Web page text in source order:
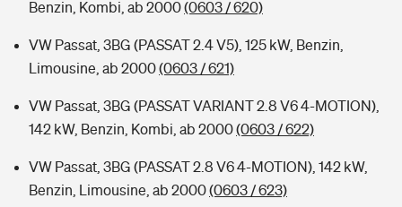
Benzin, Kombi, ab 2000(0603 / 620)
VW Passat, 3BG (PASSAT 2.4 V5), 125 kW, Benzin,
Limousine, ab 2000(0603 / 621)
VW Passat, 3BG (PASSAT VARIANT 2.8 V6 4-MOTION),
142 kW, Benzin, Kombi, ab 2000(0603 / 622)
VW Passat, 3BG (PASSAT 2.8 V6 4-MOTION), 142 kW,
Benzin, Limousine, ab 2000(0603 / 623)